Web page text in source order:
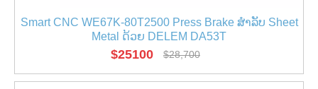
Smart CNC WE67K-80T2500 Press Brake ສໍາລັບ Sheet
Metal ດ້ວຍ DELEM DA53T
$25100 $28,700